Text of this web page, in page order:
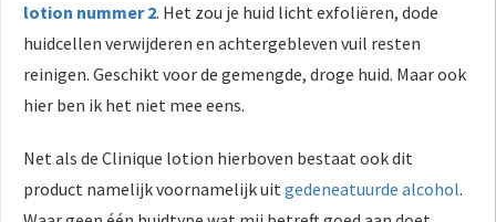
lotion nummer 2. Het zou je huid licht exfoliëren, dode
huidcellen verwijderen en achtergebleven vuil resten
reinigen. Geschikt voor de gemengde, droge huid. Maar ook
hier ben ik het niet mee eens.
Net als de Clinique lotion hierboven bestaat ook dit
product namelijk voornamelijk uitgedeneatuurde alcohol.